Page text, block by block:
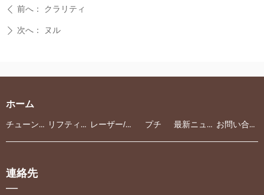
ꄴ 前へ： クラリティ
ꄲ 次へ： ヌル
ホーム
チューンクリニック リフティング レーザー/光治療 プチ 最新ニュース お問い合わせ
連絡先
—